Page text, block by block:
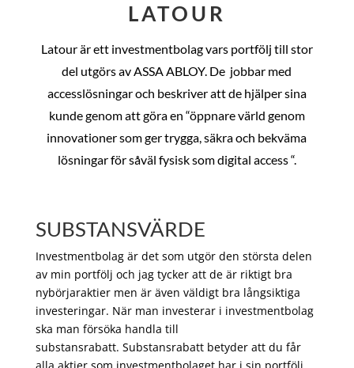
LATOUR
Latour är ett investmentbolag vars portfölj till stor
del utgörs av ASSA ABLOY. De jobbar med
accesslösningar och beskriver att de hjälper sina
kunde genom att göra en “öppnare värld genom
innovationer som ger trygga, säkra och bekväma
lösningar för såväl fysisk som digital access “.
SUBSTANSVÄRDE
Investmentbolag är det som utgör den största delen
av min portfölj och jag tycker att de är riktigt bra
nybörjaraktier men är även väldigt bra långsiktiga
investeringar. När man investerar i investmentbolag
ska man försöka handla till
substansrabatt. Substansrabatt betyder att du får